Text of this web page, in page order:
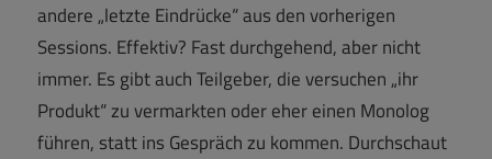
andere „letzte Eindrücke“ aus den vorherigen
Sessions. Effektiv? Fast durchgehend, aber nicht
immer. Es gibt auch Teilgeber, die versuchen „ihr
Produkt“ zu vermarkten oder eher einen Monolog
führen, statt ins Gespräch zu kommen. Durchschaut